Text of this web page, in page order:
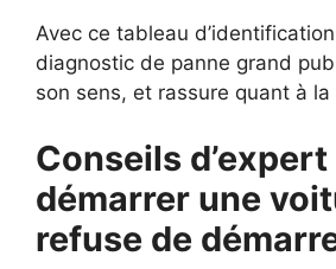
Avec ce tableau
diagnostic de panne grand
son sens, et rassure quant à
Conseils
démarrer une
refuse de